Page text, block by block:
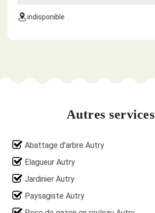
indisponible
Autres services
Abattage d'arbre Autry
Elagueur Autry
Jardinier Autry
Paysagiste Autry